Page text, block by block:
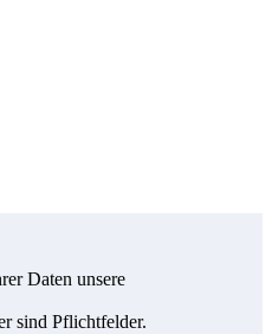
Daten unsere
sind Pflichtfelder.